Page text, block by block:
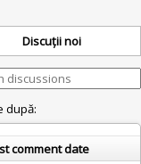
Discuții noi
după:
comment date